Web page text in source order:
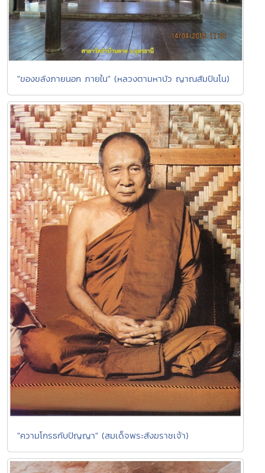
"ของขลังภายนอก ภายใน" (หลวงตามหาบัว ญาณสัมปันโน)
"ความโกรธกับปัญญา" (สมเด็จพระสังฆราชเจ้า)